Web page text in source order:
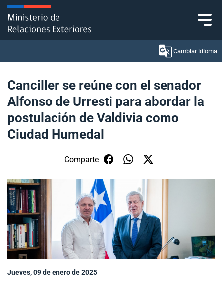
Click acá para ir directamente al contenido
Cambiar idioma
Ministerio
Política Exterior
Subsecretaría de Relaciones Económicas
Internacionales
Sala de prensa
modo claro
Canciller se reúne con el senador
Alfonso de Urresti para abordar la
postulación de Valdivia como
Ciudad Humedal
Comparte
Jueves, 09 de enero de 2025